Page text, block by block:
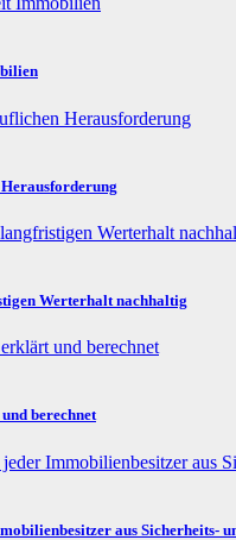
Werterhalt nachhaltig
berechnet
aus Sicherheits-